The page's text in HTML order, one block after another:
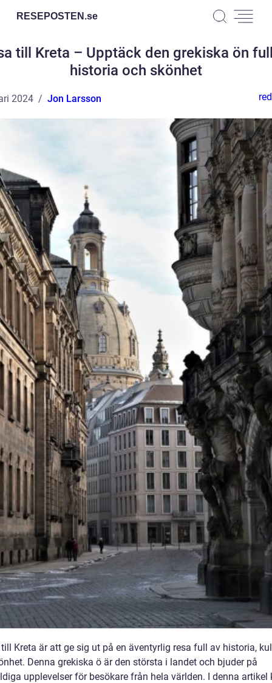
RESEPOSTEN.se
till Kreta – Upptäck den grekiska ön
historia och skönhet
2024 Jon Larsson
Kreta är att ge sig ut på en äventyrlig resa full av historia,
Denna grekiska ö är den största i landet och bjuder på
upplevelser för besökare från hela världen. I denna artikel